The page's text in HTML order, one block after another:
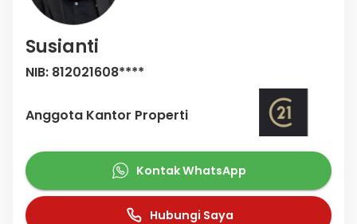
Susianti
NIB: 812021608****
Anggota Kantor Properti
Kontak WhatsApp
Hubungi Saya